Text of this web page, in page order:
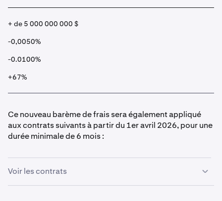
+ de 5 000 000 000 $
-0,0050%
-0.0100%
+67%
Ce nouveau barème de frais sera également appliqué
aux contrats suivants à partir du 1er avril 2026, pour une
durée minimale de 6 mois :
Voir les contrats